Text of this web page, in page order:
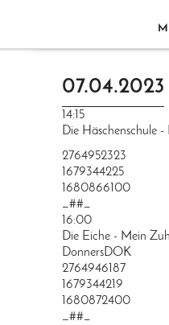
07.04.2023
14:15
Die Häschenschule
2764952323
1679344225
1680866100
_##_
16:00
Die Eiche - Mein
DonnersDOK
2764946187
1679344219
1680872400
_##_